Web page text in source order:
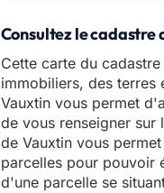
Consultez le
Cette carte du
immobiliers, des terres
Vauxtin vous permet
de vous renseigner
de Vauxtin vous
parcelles pour pouvoir
d'une parcelle se